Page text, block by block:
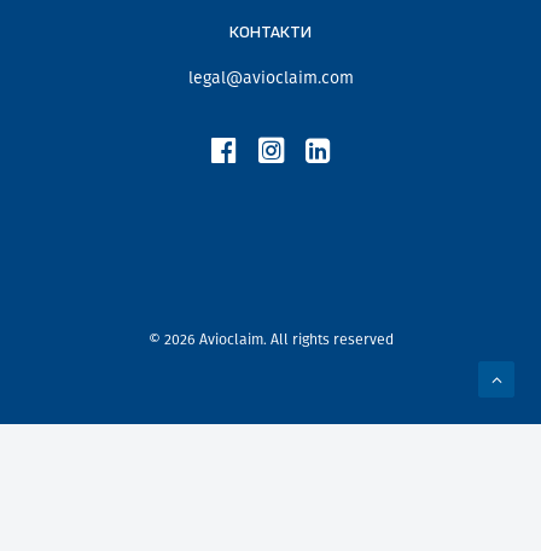
КОНТАКТИ
legal@avioclaim.com
© 2026 Avioclaim. All rights reserved